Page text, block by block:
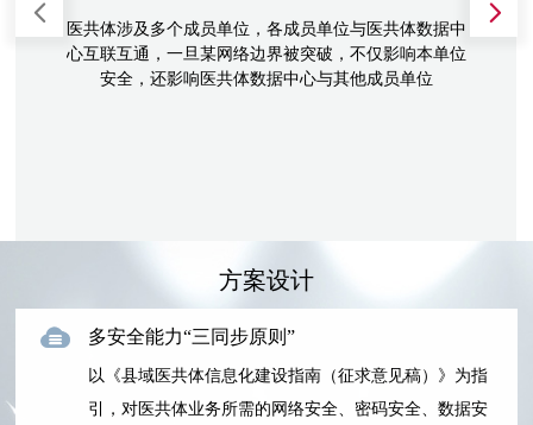
医共体涉及多个成员单位，各成员单位与医共体数据中
心互联互通，一旦某网络边界被突破，不仅影响本单位
安全，还影响医共体数据中心与其他成员单位
方案设计
多安全能力“三同步原则”
以《县域医共体信息化建设指南（征求意见稿）》为指
引，对医共体业务所需的网络安全、密码安全、数据安